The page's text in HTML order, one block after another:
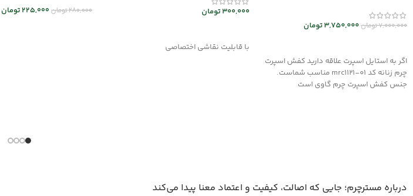
7,000,000تومان3,750,000تومان
اگر به استایل اسپرت علاقه دارید کفش اسپرت
چرم زنانه کد mrc1121-01 مناسب شماست.
جنس کفش اسپرت چرم گاوی است
300,000تومان
با قابلیت نقاشی اختصاصی
280,000تومان225,000تومان
درباره مسترچرم؛ جایی که اصالت، کیفیت و اعتماد معنا پیدا می‌کند